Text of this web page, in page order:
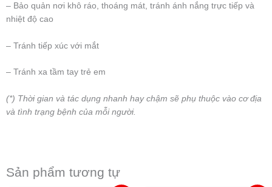
– Bảo quản nơi khô ráo, thoáng mát, tránh ánh nắng trực tiếp và
nhiệt độ cao
– Tránh tiếp xúc với mắt
– Tránh xa tầm tay trẻ em
(*) Thời gian và tác dụng nhanh hay chậm sẽ phụ thuộc vào cơ địa
và tình trạng bệnh của mỗi người.
Sản phẩm tương tự